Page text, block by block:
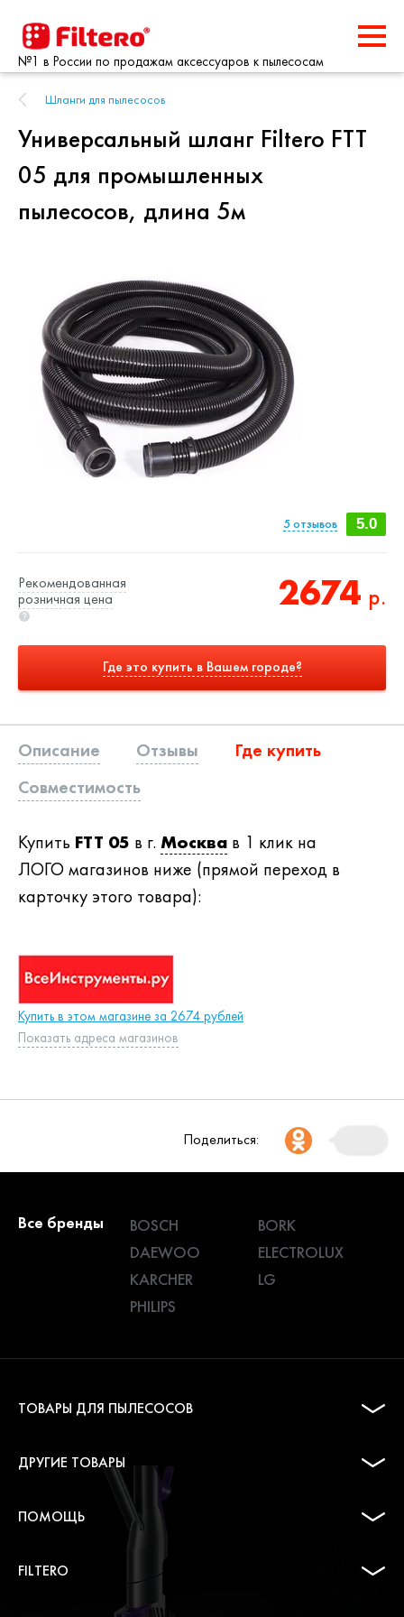
№1 в России по продажам аксессуаров к пылесосам
Шланги для пылесосов
Универсальный шланг Filtero FTT
05 для промышленных
пылесосов, длина 5м
5.0
5отзывов
2674 р.
Рекомендованная
розничная цена
Где это купить в Вашем городе?
Описание Отзывы
Где купить
Совместимость
Купить FTT 05 в г. Москва в 1 клик на
ЛОГО магазинов ниже (прямой переход в
карточку этого товара):
Купить в этом магазине за 2674 рублей
Показать адреса магазинов
Поделиться:
Все бренды BOSCH
BORK
DAEWOO
ELECTROLUX
KARCHER
LG
PHILIPS
ТОВАРЫ ДЛЯ ПЫЛЕСОСОВ
ДРУГИЕ ТОВАРЫ
ПОМОЩЬ
FILTERO